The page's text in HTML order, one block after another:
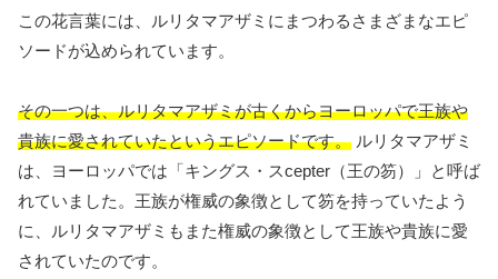
この花言葉には、ルリタマアザミにまつわるさまざまなエピ
ソードが込められています。
その一つは、ルリタマアザミが古くからヨーロッパで王族や
貴族に愛されていたというエピソードです。 ルリタマアザミ
は、ヨーロッパでは「キングス・スcepter（王の笏）」と呼ば
れていました。王族が権威の象徴として笏を持っていたよう
に、ルリタマアザミもまた権威の象徴として王族や貴族に愛
されていたのです。